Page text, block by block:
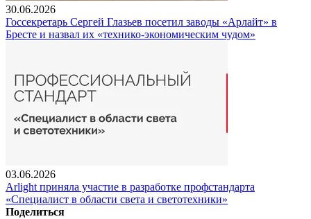
30.06.2026
Госсекретарь Сергей Глазьев посетил заводы «Арлайт» в
Бресте и назвал их «технико-экономическим чудом»
03.06.2026
Arlight приняла участие в разработке профстандарта
«Специалист в области света и светотехники»
Поделиться